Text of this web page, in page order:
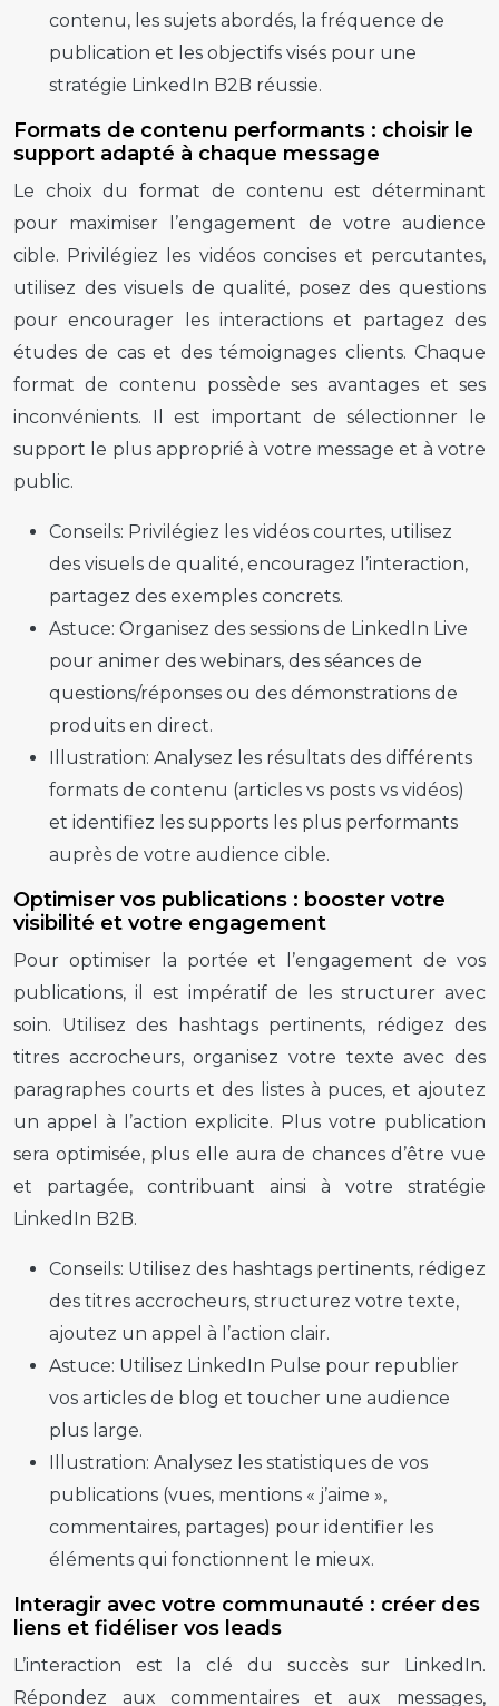
contenu, les sujets abordés, la fréquence de
publication et les objectifs visés pour une
stratégie LinkedIn B2B réussie.
Formats de contenu performants : choisir le
support adapté à chaque message
Le choix du format de contenu est déterminant
pour maximiser l’engagement de votre audience
cible. Privilégiez les vidéos concises et percutantes,
utilisez des visuels de qualité, posez des questions
pour encourager les interactions et partagez des
études de cas et des témoignages clients. Chaque
format de contenu possède ses avantages et ses
inconvénients. Il est important de sélectionner le
support le plus approprié à votre message et à votre
public.
Conseils: Privilégiez les vidéos courtes, utilisez
des visuels de qualité, encouragez l’interaction,
partagez des exemples concrets.
Astuce: Organisez des sessions de LinkedIn Live
pour animer des webinars, des séances de
questions/réponses ou des démonstrations de
produits en direct.
Illustration: Analysez les résultats des différents
formats de contenu (articles vs posts vs vidéos)
et identifiez les supports les plus performants
auprès de votre audience cible.
Optimiser vos publications : booster votre
visibilité et votre engagement
Pour optimiser la portée et l’engagement de vos
publications, il est impératif de les structurer avec
soin. Utilisez des hashtags pertinents, rédigez des
titres accrocheurs, organisez votre texte avec des
paragraphes courts et des listes à puces, et ajoutez
un appel à l’action explicite. Plus votre publication
sera optimisée, plus elle aura de chances d’être vue
et partagée, contribuant ainsi à votre stratégie
LinkedIn B2B.
Conseils: Utilisez des hashtags pertinents, rédigez
des titres accrocheurs, structurez votre texte,
ajoutez un appel à l’action clair.
Astuce: Utilisez LinkedIn Pulse pour republier
vos articles de blog et toucher une audience
plus large.
Illustration: Analysez les statistiques de vos
publications (vues, mentions « j’aime »,
commentaires, partages) pour identifier les
éléments qui fonctionnent le mieux.
Interagir avec votre communauté : créer des
liens et fidéliser vos leads
L’interaction est la clé du succès sur LinkedIn.
Répondez aux commentaires et aux messages,